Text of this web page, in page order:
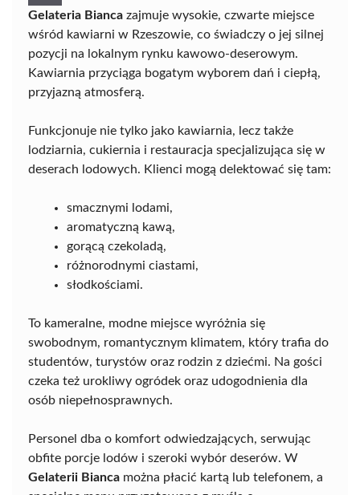
Gelateria Bianca zajmuje wysokie, czwarte miejsce
wśród kawiarni w Rzeszowie, co świadczy o jej silnej
pozycji na lokalnym rynku kawowo-deserowym.
Kawiarnia przyciąga bogatym wyborem dań i ciepłą,
przyjazną atmosferą.
Funkcjonuje nie tylko jako kawiarnia, lecz także
lodziarnia, cukiernia i restauracja specjalizująca się w
deserach lodowych. Klienci mogą delektować się tam:
smacznymi lodami,
aromatyczną kawą,
gorącą czekoladą,
różnorodnymi ciastami,
słodkościami.
To kameralne, modne miejsce wyróżnia się
swobodnym, romantycznym klimatem, który trafia do
studentów, turystów oraz rodzin z dziećmi. Na gości
czeka też urokliwy ogródek oraz udogodnienia dla
osób niepełnosprawnych.
Personel dba o komfort odwiedzających, serwując
obfite porcje lodów i szeroki wybór deserów. W
Gelaterii Bianca można płacić kartą lub telefonem, a